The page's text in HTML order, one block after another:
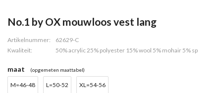
No.1 by OX mouwloos vest lang
Artikelnummer:
62629-C
Kwaliteit:
50% acrylic 25% polyester 15% wool 5% mohair 5% sp
maat (opgemeten maattabel)
M=46-48 L=50-52 XL=54-56